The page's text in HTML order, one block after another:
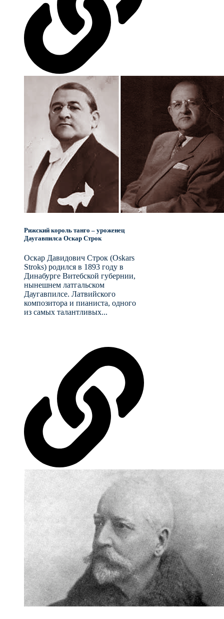
Рижский король танго – уроженец
Даугавпилса Оскар Строк
Оскар Давидович Строк (Oskars
Stroks) родился в 1893 году в
Динабурге Витебской губернии,
нынешнем латгальском
Даугавпилсе. Латвийского
композитора и пианиста, одного
из самых талантливых...